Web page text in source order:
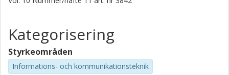
Kategorisering
Styrkeområden
Informations- och kommunikationsteknik